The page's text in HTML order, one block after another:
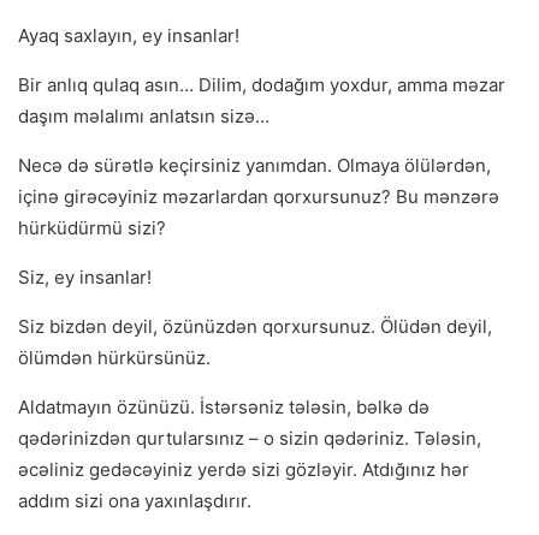
Ayaq saxlayın, ey insanlar!
Bir anlıq qulaq asın… Dilim, dodağım yoxdur, amma məzar
daşım məlalımı anlatsın sizə…
Necə də sürətlə keçirsiniz yanımdan. Olmaya ölülərdən,
içinə girəcəyiniz məzarlardan qorxursunuz? Bu mənzərə
hürküdürmü sizi?
Siz, ey insanlar!
Siz bizdən deyil, özünüzdən qorxursunuz. Ölüdən deyil,
ölümdən hürkürsünüz.
Aldatmayın özünüzü. İstərsəniz tələsin, bəlkə də
qədərinizdən qurtularsınız – o sizin qədəriniz. Tələsin,
əcəliniz gedəcəyiniz yerdə sizi gözləyir. Atdığınız hər
addım sizi ona yaxınlaşdırır.